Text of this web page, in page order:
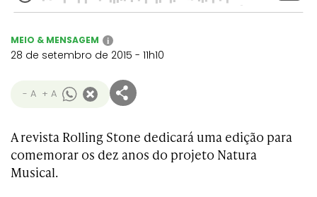
MEIO & MENSAGEM i
28 de setembro de 2015 - 11h10
- A + A
A revista Rolling Stone dedicará uma edição para
comemorar os dez anos do projeto Natura
Musical.